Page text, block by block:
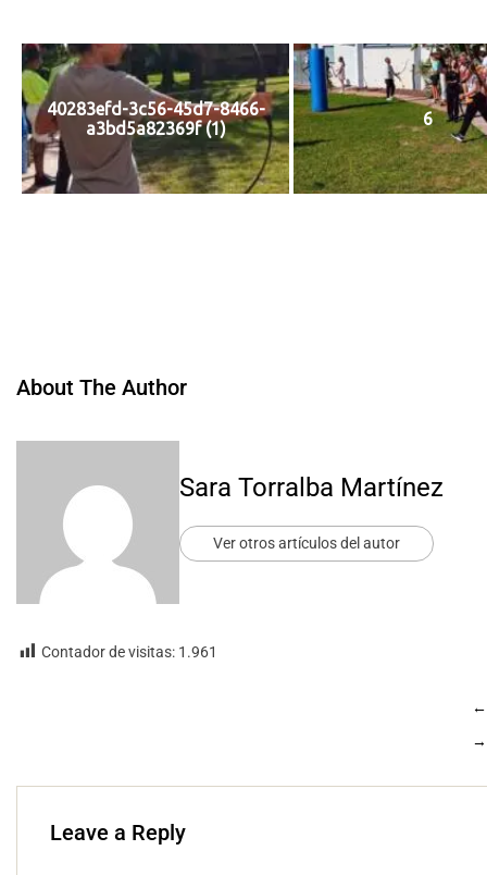
40283efd-3c56-45d7-8466-
a3bd5a82369f (1)
6
About The Author
Sara Torralba Martínez
Ver otros artículos del autor
Contador de visitas: 1.961
←
→
Leave a Reply